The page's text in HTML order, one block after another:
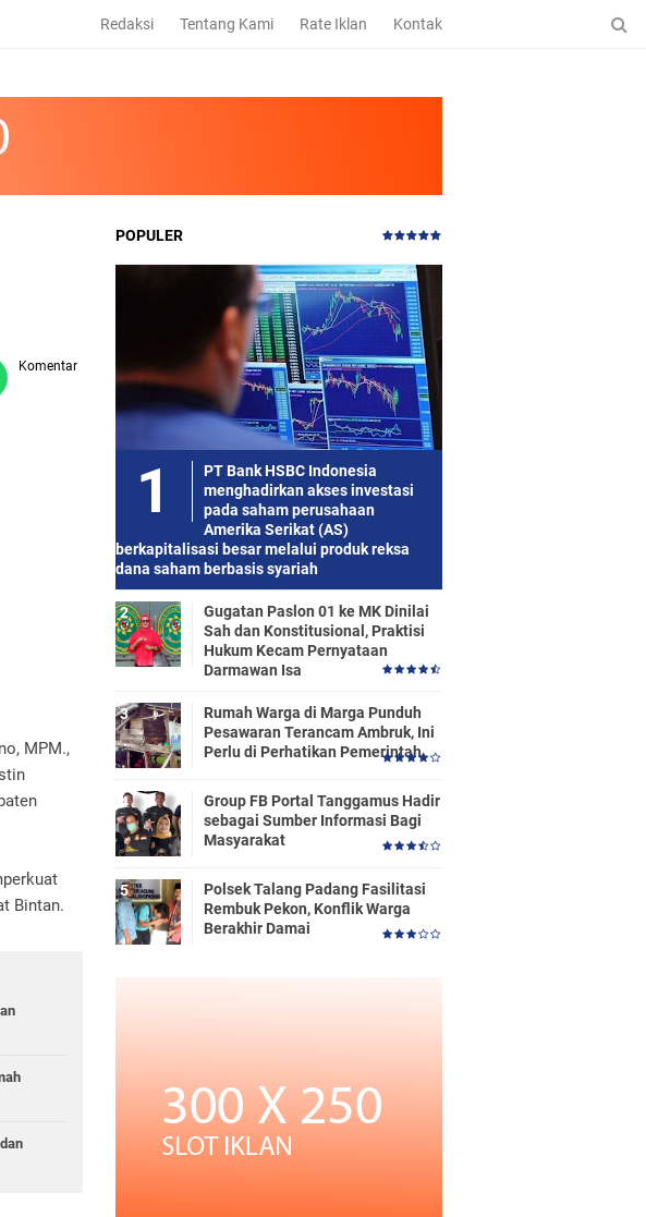
Redaksi Tentang Kami Rate Iklan Kontak
Komentar
MPM.,
Bintan.
POPULER
PT Bank HSBC Indonesia
menghadirkan akses investasi
pada saham perusahaan
Amerika Serikat (AS)
berkapitalisasi besar melalui produk reksa
dana saham berbasis syariah
Gugatan Paslon 01 ke MK Dinilai
Sah dan Konstitusional, Praktisi
Hukum Kecam Pernyataan
Darmawan Isa
Rumah Warga di Marga Punduh
Pesawaran Terancam Ambruk, Ini
Perlu di Perhatikan Pemerintah
Group FB Portal Tanggamus Hadir
sebagai Sumber Informasi Bagi
Masyarakat
Polsek Talang Padang Fasilitasi
Rembuk Pekon, Konflik Warga
Berakhir Damai